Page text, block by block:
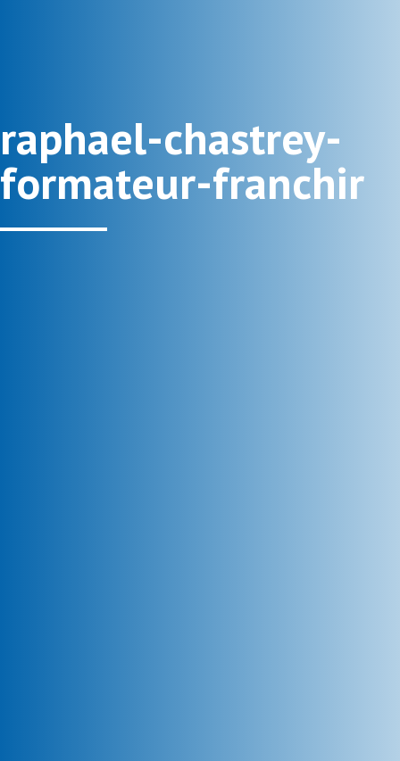
raphael-chastrey-
formateur-franchir